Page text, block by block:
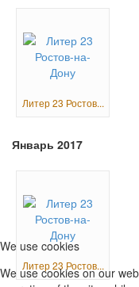
Литер 23 Ростов...
Январь 2017
Литер 23 Ростов...
We use cookies
We use cookies on our